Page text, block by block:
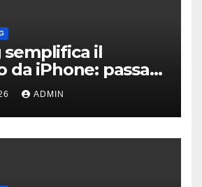
semplifica il
da iPhone: passa
c’è l’assistenza
ADMIN